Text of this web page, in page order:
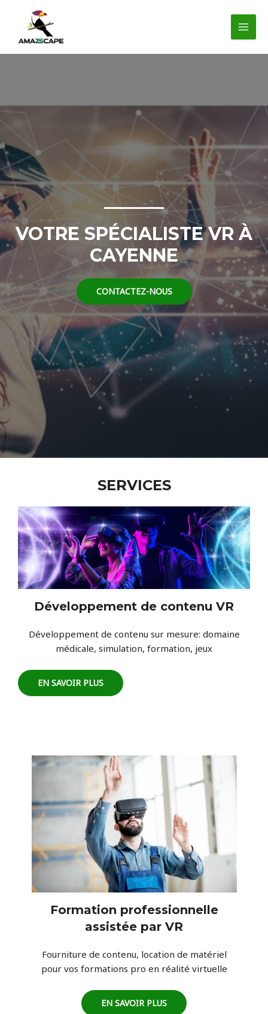
contenu
VOTRE SPÉCIALISTE VR À
CAYENNE
CONTACTEZ-NOUS
SERVICES
Développement de contenu VR
Développement de contenu sur mesure: domaine
médicale, simulation, formation, jeux
EN SAVOIR PLUS
Formation professionnelle
assistée par VR
Fourniture de contenu, location de matériel
pour vos formations pro en réalité virtuelle
EN SAVOIR PLUS